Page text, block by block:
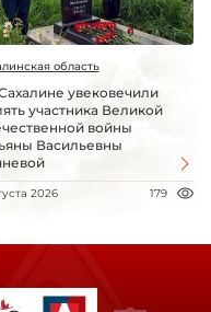
область
увековечили
участника Великой
войны
Васильевны
2026 179